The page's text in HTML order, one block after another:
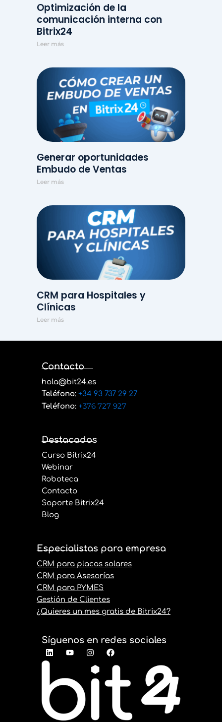
Optimización de la
comunicación interna con
Bitrix24
Leer más
Generar oportunidades
Embudo de Ventas
Leer más
CRM para Hospitales y
Clínicas
Leer más
Contacto
hola@bit24.es
Teléfono: +34 93 737 29 27
Teléfono: +376 727 927
Destacados
Curso Bitrix24
Webinar
Roboteca
Contacto
Soporte Bitrix24
Blog
Especialistas para empresa
CRM para placas solares
CRM para Asesorías
CRM para PYMES
Gestión de Clientes
¿Quieres un mes gratis de Bitrix24?
Síguenos en redes sociales
L
i
n
e
d
i
n
Y
o
u
b
I
n
s
t
a
F
a
c
b
o